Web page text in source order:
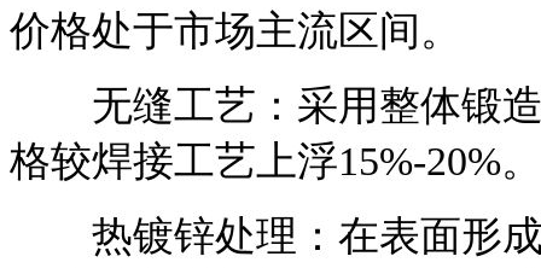
价格处于市场主流区间。
无缝工艺：采用整体锻造
格较焊接工艺上浮15%-20%。
热镀锌处理：在表面形成